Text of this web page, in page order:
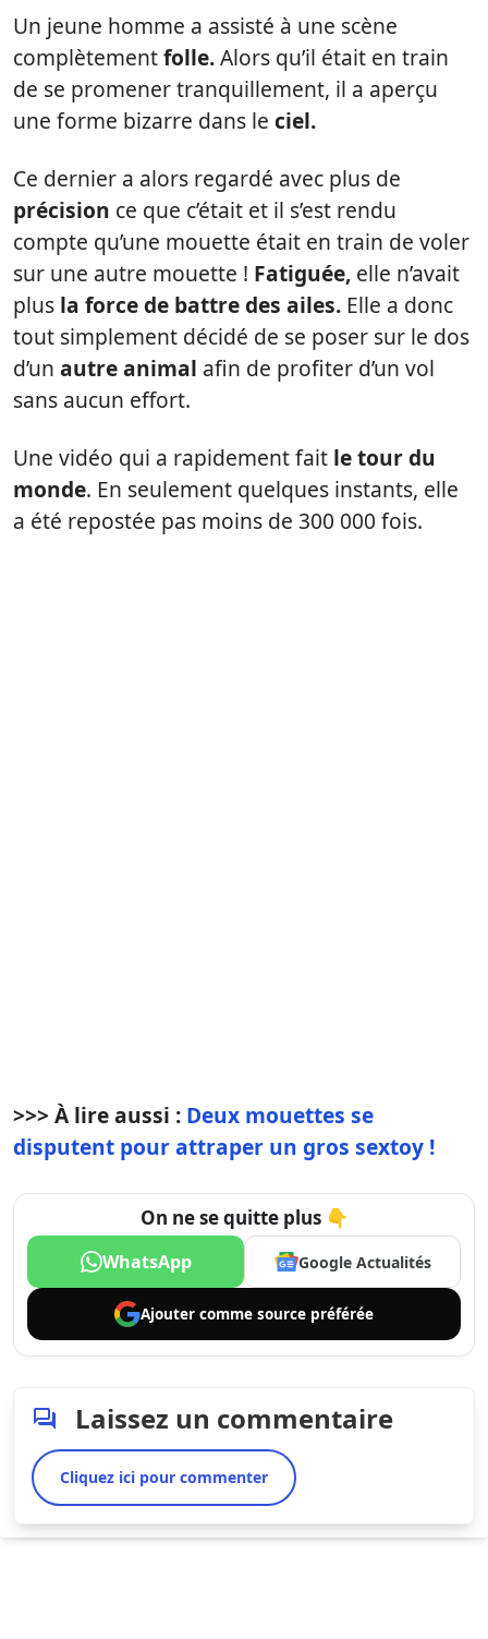
Un jeune homme a assisté à une scène
complètementfolle.Alors qu’il était en train
de se promener tranquillement, il a aperçu
une forme bizarre dans le ciel.
Ce dernier a alors regardé avec plus de
précision ce que c’était et il s’est rendu
compte qu’une mouette était en train de voler
sur une autre mouette ! Fatiguée, elle n’avait
plus la force de battre des ailes. Elle a donc
tout simplement décidé de se poser sur le dos
d’un autre animal afin de profiter d’un vol
sans aucun effort.
Une vidéo qui a rapidement fait le tour du
monde. En seulement quelques instants, elle
a été repostée pas moins de 300 000 fois.
>>> À lire aussi : Deux mouettes se
disputent pour attraper un gros sextoy !
On ne se quitte plus 👇
WhatsApp Google Actualités
Ajouter comme source préférée
Laissez un commentaire
Cliquez ici pour commenter